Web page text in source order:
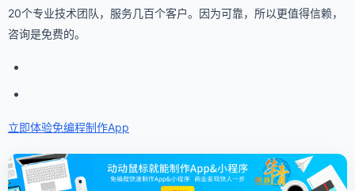
20个专业技术团队，服务几百个客户。因为可靠，所以更值得信赖，
咨询是免费的。
立即体验免编程制作App